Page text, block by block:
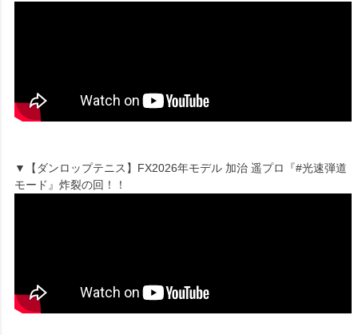
▼【ダンロップテニス】FX2026年モデル 加治 遥プロ『#光速弾道
モード』炸裂の回！！